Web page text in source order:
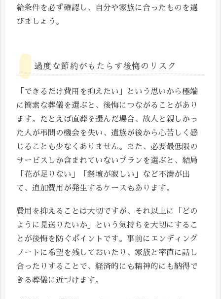
給条件を必ず確認し、自分や家族に合ったものを選
びましょう。
過度な節約がもたらす後悔のリスク
「できるだけ費用を抑えたい」という思いから極端
に簡素な葬儀を選ぶと、後悔につながることがあり
ます。たとえば直葬を選んだ場合、故人と親しかっ
た人が弔問の機会を失い、遺族が後から心苦しく感
じることも少なくありません。また、必要最低限の
サービスしか含まれていないプランを選ぶと、結局
「花が足りない」「祭壇が寂しい」など不満が出
て、追加費用が発生するケースもあります。
費用を抑えることは大切ですが、それ以上に「どの
ように見送りたいか」という気持ちを大切にするこ
とが後悔を防ぐポイントです。事前にエンディング
ノートに希望を残しておいたり、家族と率直に話し
合ったりすることで、経済的にも精神的にも納得で
きる葬儀に近づけます。